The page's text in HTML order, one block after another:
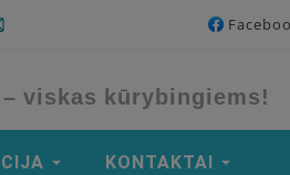
viskas kūrybingiems!
KONTAKTAI